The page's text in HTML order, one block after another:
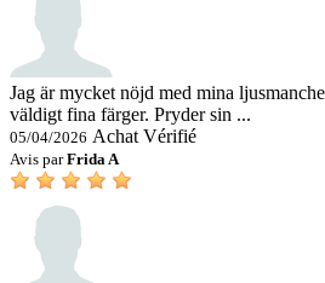
Jag är mycket nöjd med mina
väldigt fina färger. Pryder sin ...
05/04/2026 Achat Vérifié
Avis parFrida A